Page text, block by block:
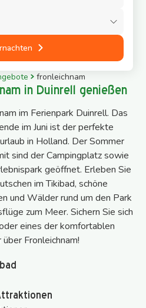
fronleichnam
in Duinrell genießen
im Ferienpark Duinrell. Das
im Juni ist der perfekte
in Holland. Der Sommer
sind der Campingplatz sowie
geöffnet. Erleben Sie
im Tikibad, schöne
und Wälder rund um den Park
zum Meer. Sichern Sie sich
eines der komfortablen
über Fronleichnam!